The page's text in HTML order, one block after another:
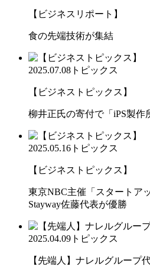
【ビジネスリポート】
食の先端技術が集結
2025.07.08 トピックス
【ビジネストピックス】
柳井正氏の寄付で「iPS製作
2025.05.16 トピックス
【ビジネストピックス】
東京NBC主催「スタートア
Stayway佐藤代表が優勝
2025.04.09 トピックス
【先端人】ナレルグルー